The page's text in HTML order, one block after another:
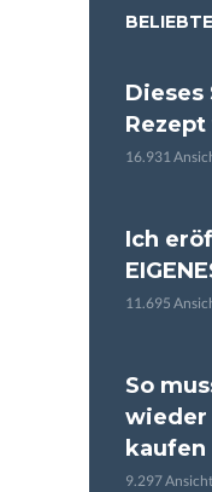
Dieses
16.931
Ich
11.695
So
wieder
kaufen
9.297